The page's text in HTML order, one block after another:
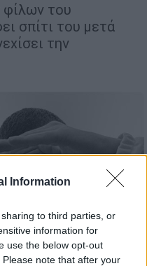
Information
to third parties, or
information for
use the below opt-out
note that after your
του
σπίτι του μετά
την